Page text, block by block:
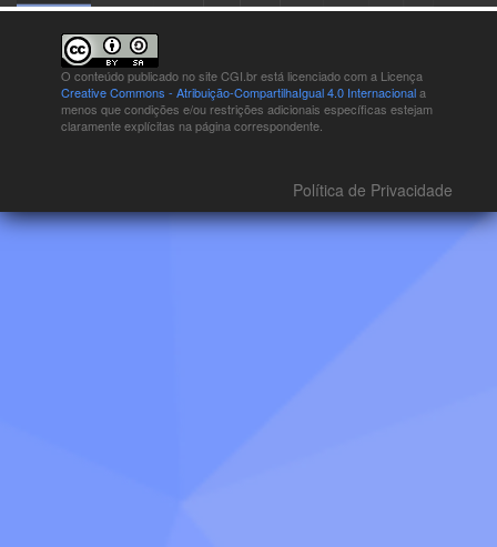
O conteúdo publicado no site CGI.br está licenciado com a Licença
Creative Commons - Atribuição-CompartilhaIgual 4.0 Internacionala
menos que condições e/ou restrições adicionais específicas estejam
claramente explícitas na página correspondente.
Política de Privacidade